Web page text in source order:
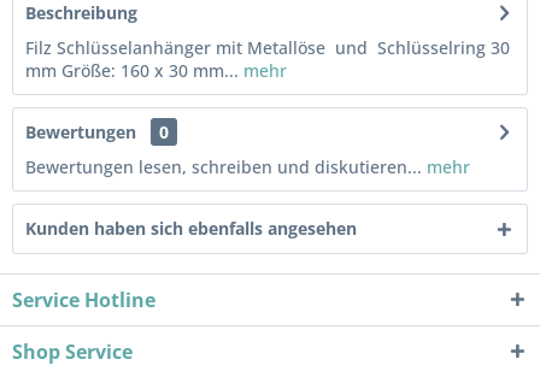
Beschreibung
Filz Schlüsselanhänger mit Metallöse und Schlüsselring 30
mm Größe: 160 x 30 mm... mehr
Bewertungen
0
Bewertungen lesen, schreiben und diskutieren... mehr
Kunden haben sich ebenfalls angesehen
Service Hotline
Shop Service